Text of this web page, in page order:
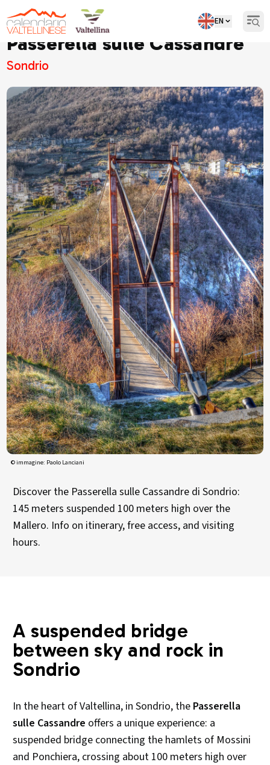
EN
Passerella sulle Cassandre
Sondrio
© immagine: Paolo Lanciani
Discover the Passerella sulle Cassandre di Sondrio:
145 meters suspended 100 meters high over the
Mallero. Info on itinerary, free access, and visiting
hours.
A suspended bridge
between sky and rock in
Sondrio
In the heart of Valtellina, in Sondrio, the Passerella
sulle Cassandre offers a unique experience: a
suspended bridge connecting the hamlets of Mossini
and Ponchiera, crossing about 100 meters high over